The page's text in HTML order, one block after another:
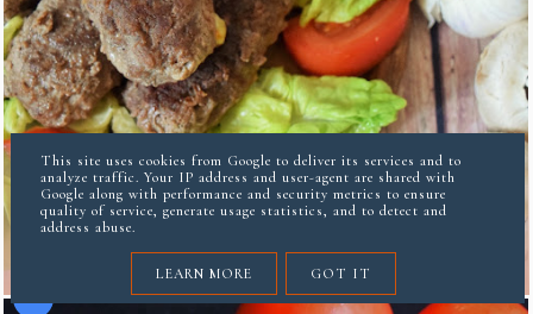
ROLADKI WOŁOWE Z SEREM I BAZYLIĄ
This site uses cookies from Google to deliver its services and to
analyze traffic. Your IP address and user-agent are shared with
Google along with performance and security metrics to ensure
quality of service, generate usage statistics, and to detect and
address abuse.
LEARN MORE GOT IT